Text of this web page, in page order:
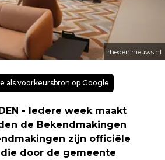
rheden.nieuws.nl
als voorkeursbron op Google
- Iedere week maakt
de Bekendmakingen
zijn officiële
door de gemeente